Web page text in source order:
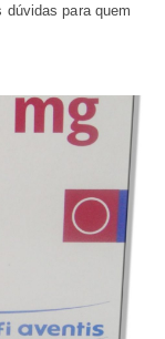
dúvidas para quem